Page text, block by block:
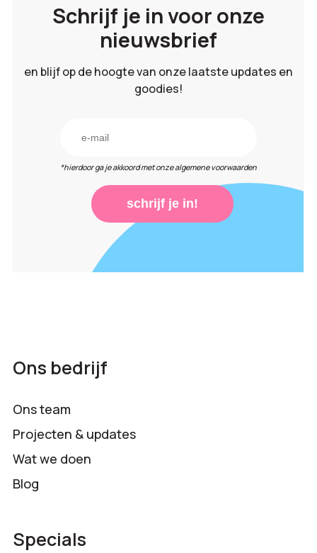
Schrijf je in voor onze
nieuwsbrief
en blijf op de hoogte van onze laatste updates en
goodies!
*hierdoor ga je akkoord met onze algemene voorwaarden
schrijf je in!
Ons bedrijf
Ons team
Projecten & updates
Wat we doen
Blog
Specials